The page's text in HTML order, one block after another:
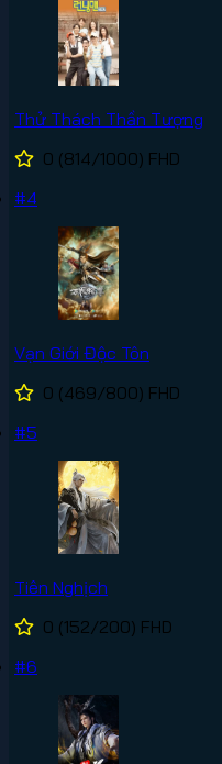
Thử Thách Thần Tượng
0 (814/1000) FHD
#4
Vạn Giới Độc Tôn
0 (469/800) FHD
#5
Tiên Nghịch
0 (152/200) FHD
#6